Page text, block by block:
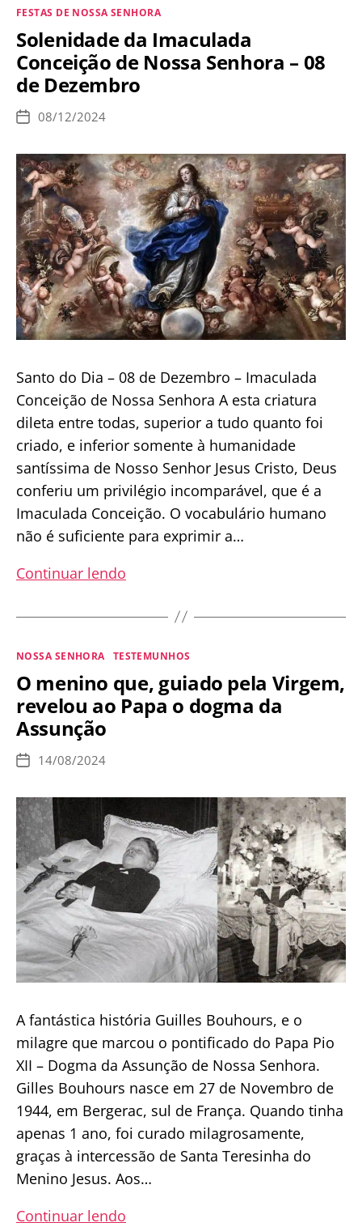
Consagração
a
Nossa
Senhora?
Categorias
FESTAS DE NOSSA SENHORA
Solenidade da Imaculada
Conceição de Nossa Senhora – 08
de Dezembro
Data
publicação
08/12/2024
Santo do Dia – 08 de Dezembro – Imaculada
Conceição de Nossa Senhora A esta criatura
dileta entre todas, superior a tudo quanto foi
criado, e inferior somente à humanidade
santíssima de Nosso Senhor Jesus Cristo, Deus
conferiu um privilégio incomparável, que é a
Imaculada Conceição. O vocabulário humano
não é suficiente para exprimir a…
Continuar lendo
Imaculada
de
Nossa
Senhora
Dezembro
Categorias
NOSSA SENHORA TESTEMUNHOS
O menino que, guiado pela Virgem,
revelou ao Papa o dogma da
Assunção
Data
publicação
14/08/2024
A fantástica história Guilles Bouhours, e o
milagre que marcou o pontificado do Papa Pio
XII – Dogma da Assunção de Nossa Senhora.
Gilles Bouhours nasce em 27 de Novembro de
1944, em Bergerac, sul de França. Quando tinha
apenas 1 ano, foi curado milagrosamente,
graças à intercessão de Santa Teresinha do
Menino Jesus. Aos…
Continuar lendo